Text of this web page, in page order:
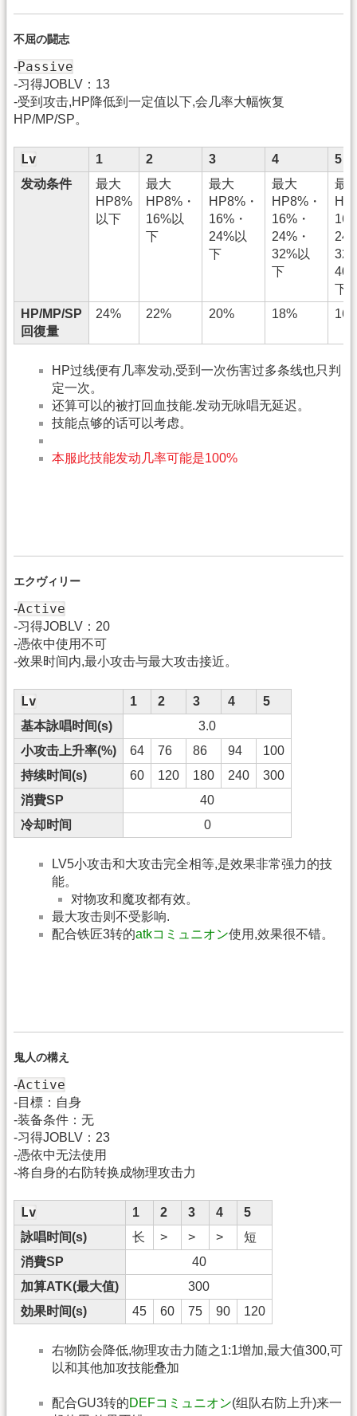
不屈の闘志
-Passive
-习得JOBLV：13
-受到攻击,HP降低到一定值以下,会几率大幅恢复
HP/MP/SP。
Lv 1 2 3 4
5
发动条件
最大
HP8%
以下
最大
HP8%・
16%以
下
最大
HP8%・
16%・
24%以
下
最大
HP8%・
16%・
24%・
32%以
下
最
下
HP/MP/SP
回復量
24% 22% 20% 18%
HP过线便有几率发动,受到一次伤害过多条线也只判
定一次。
还算可以的被打回血技能.发动无咏唱无延迟。
技能点够的话可以考虑。
本服此技能发动几率可能是100%
エクヴィリー
-Active
-习得JOBLV：20
-憑依中使用不可
-效果时间内,最小攻击与最大攻击接近。
Lv 1 2 3 4
5
基本詠唱时间(s)
3.0
小攻击上升率(%)
64 76 86 94
100
持续时间(s)
60 120 180 240
300
消費SP
40
冷却时间
0
LV5小攻击和大攻击完全相等,是效果非常强力的技
能。
对物攻和魔攻都有效。
最大攻击则不受影响.
配合铁匠3转的atkコミュニオン使用,效果很不错。
鬼人の構え
-Active
-目標：自身
-装备条件：无
-习得JOBLV：23
-憑依中无法使用
-将自身的右防转换成物理攻击力
Lv 1 2 3 4
5
詠唱时间(s)
长 > > >
短
消費SP
40
加算ATK(最大值)
300
効果时间(s)
45 60 75 90 120
右物防会降低,物理攻击力随之1:1增加,最大值300,可
以和其他加攻技能叠加
配合GU3转的DEFコミュニオン(组队右防上升)来一